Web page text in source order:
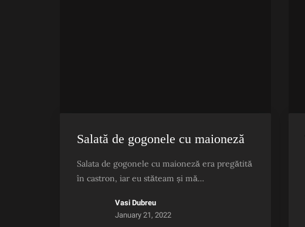
Salată de gogonele cu maioneză
Salata de gogonele cu maioneză era pregătită
în castron, iar eu stăteam și mă…
Vasi Dubreu
January 21, 2022